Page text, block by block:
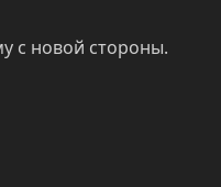
с новой стороны.